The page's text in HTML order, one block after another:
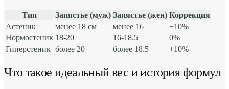
Тип Запястье (муж) Запястье (жен) Коррекция
Астеник
менее 18 см менее 16
−10%
Нормостеник 18-20 16-18.5
0%
Гиперстеник более 20 более 18.5 +10%
Что такое идеальный вес и история формул